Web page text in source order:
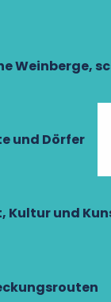
Weinberge,
und Dörfer
Kultur und